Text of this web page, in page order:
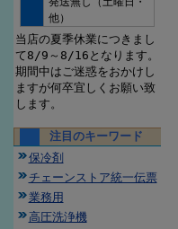
他）
当店の夏季休業につきまし
て8/9～8/16となります。
期間中はご迷惑をおかけし
ますが何卒宜しくお願い致
します。
注目のキーワード
保冷剤
チェーンストア統一伝票
業務用
高圧洗浄機